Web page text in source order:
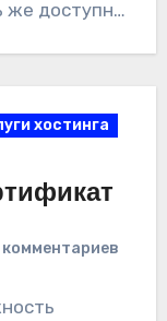
же доступны
хостинга
комментариев